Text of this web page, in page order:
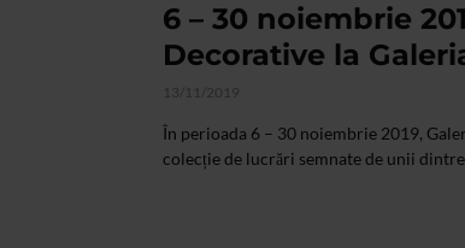
6 – 30 noiembrie
Decorative la
13/11/2019
În perioada 6 – 30 noiembrie 2019,
colecție de lucrări semnate de unii